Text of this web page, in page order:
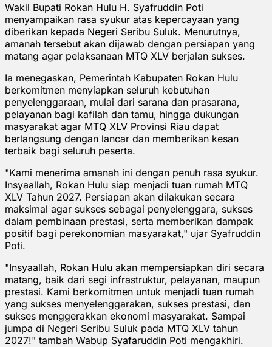
Wakil Bupati Rokan Hulu H. Syafruddin Poti
menyampaikan rasa syukur atas kepercayaan yang
diberikan kepada Negeri Seribu Suluk. Menurutnya,
amanah tersebut akan dijawab dengan persiapan yang
matang agar pelaksanaan MTQ XLV berjalan sukses.
Ia menegaskan, Pemerintah Kabupaten Rokan Hulu
berkomitmen menyiapkan seluruh kebutuhan
penyelenggaraan, mulai dari sarana dan prasarana,
pelayanan bagi kafilah dan tamu, hingga dukungan
masyarakat agar MTQ XLV Provinsi Riau dapat
berlangsung dengan lancar dan memberikan kesan
terbaik bagi seluruh peserta.
"Kami menerima amanah ini dengan penuh rasa syukur.
Insyaallah, Rokan Hulu siap menjadi tuan rumah MTQ
XLV Tahun 2027. Persiapan akan dilakukan secara
maksimal agar sukses sebagai penyelenggara, sukses
dalam pembinaan prestasi, serta memberikan dampak
positif bagi perekonomian masyarakat," ujar Syafruddin
Poti.
"Insyaallah, Rokan Hulu akan mempersiapkan diri secara
matang, baik dari segi infrastruktur, pelayanan, maupun
prestasi. Kami berkomitmen untuk menjadi tuan rumah
yang sukses menyelenggarakan, sukses prestasi, dan
sukses menggerakkan ekonomi masyarakat. Sampai
jumpa di Negeri Seribu Suluk pada MTQ XLV tahun
2027!" tambah Wabup Syafaruddin Poti mengakhiri.